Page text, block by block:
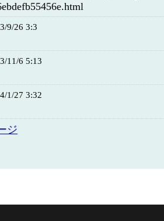
9/26 3:3
11/6 5:13
1/27 3:32
ジ